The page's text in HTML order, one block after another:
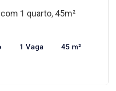
1 quarto, 45m²
1 Vaga 45 m²